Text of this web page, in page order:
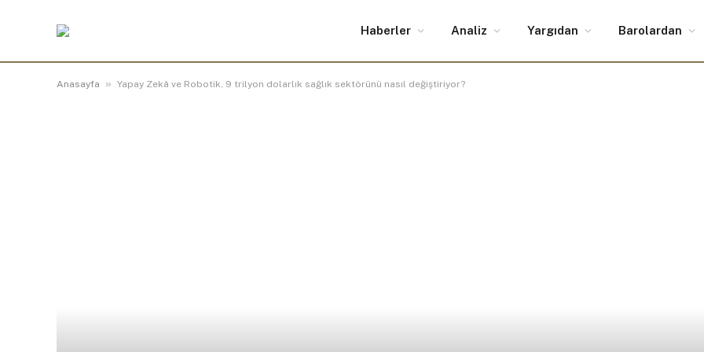
Haberler Analiz Yargıdan Barolardan
Anasayfa » Yapay Zekâ ve Robotik, 9 trilyon dolarlık sağlık sektörünü nasıl değiştiriyor?